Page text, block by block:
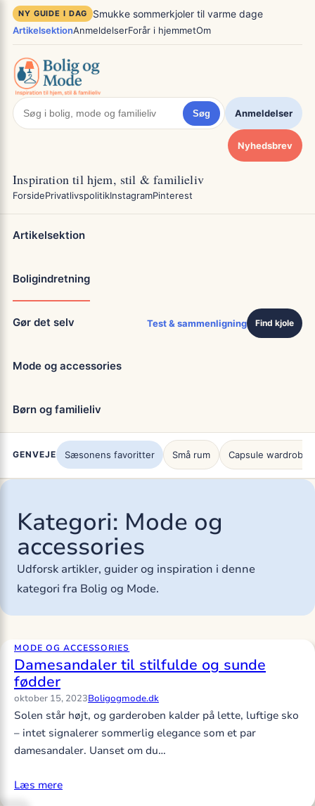
SpringNY GUIDE I DAG Smukke sommerkjoler til varme dage
ArtikelsektionAnmeldelserForår i hjemmetOm
Søg Anmeldelser
Nyhedsbrev
Inspiration til hjem, stil & familieliv
ForsidePrivatlivspolitikInstagramPinterest
Artikelsektion
Boligindretning
Gør det selv
Mode og accessories
Børn og familieliv
Test & sammenligning Find kjole
GENVEJE Sæsonens favoritter Små rum Capsule wardrobe
Kategori: Mode og
accessories
Udforsk artikler, guider og inspiration i denne
kategori fra Bolig og Mode.
MODE OG ACCESSORIES
Damesandaler til stilfulde og sunde
fødder
oktober 15, 2023Boligogmode.dk
Solen står højt, og garderoben kalder på lette, luftige sko
– intet signalerer sommerlig elegance som et par
damesandaler. Uanset om du…
Læs mere